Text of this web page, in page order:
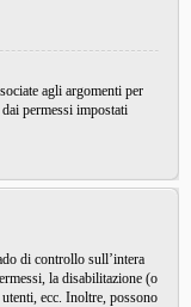
agli argomenti per
permessi impostati
di controllo sull’intera
la disabilitazione (o
ecc. Inoltre, possono